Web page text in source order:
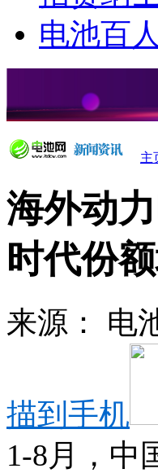
电池百
主
海外动
时代份
来源： 电
描到手机
1-8月，中